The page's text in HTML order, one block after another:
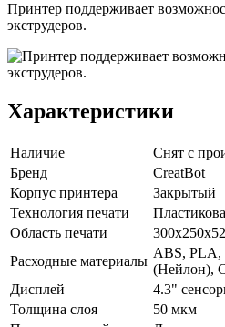
Принтер поддерживает
экструдеров.
Характеристики
Наличие
Снят с
Бренд
CreatBot
Корпус принтера
Закрытый
Технология печати
Область печати
Расходные материалы
ABS, PLA,
(Нейлон),
Дисплей
4.3"
Толщина слоя
50 мкм